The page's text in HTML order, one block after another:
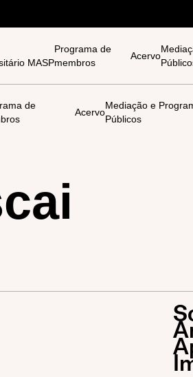
MASP
Programa de
membros
Acervo
de
Acervo
Mediação e
Públicos